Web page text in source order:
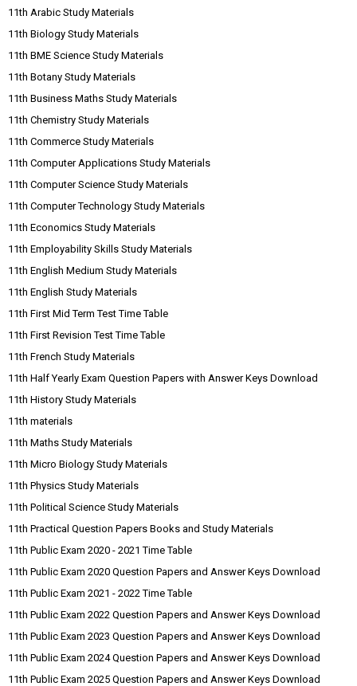
11th Arabic Study Materials
11th Biology Study Materials
11th BME Science Study Materials
11th Botany Study Materials
11th Business Maths Study Materials
11th Chemistry Study Materials
11th Commerce Study Materials
11th Computer Applications Study Materials
11th Computer Science Study Materials
11th Computer Technology Study Materials
11th Economics Study Materials
11th Employability Skills Study Materials
11th English Medium Study Materials
11th English Study Materials
11th First Mid Term Test Time Table
11th First Revision Test Time Table
11th French Study Materials
11th Half Yearly Exam Question Papers with Answer Keys Download
11th History Study Materials
11th materials
11th Maths Study Materials
11th Micro Biology Study Materials
11th Physics Study Materials
11th Political Science Study Materials
11th Practical Question Papers Books and Study Materials
11th Public Exam 2020 - 2021 Time Table
11th Public Exam 2020 Question Papers and Answer Keys Download
11th Public Exam 2021 - 2022 Time Table
11th Public Exam 2022 Question Papers and Answer Keys Download
11th Public Exam 2023 Question Papers and Answer Keys Download
11th Public Exam 2024 Question Papers and Answer Keys Download
11th Public Exam 2025 Question Papers and Answer Keys Download